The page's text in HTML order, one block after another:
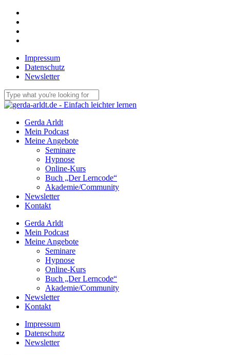
Skip
main
content
Impressum
Datenschutz
Newsletter
Close
Menu
Gerda Arldt
Mein Podcast
Meine Angebote
Seminare
Hypnose
Online-Kurs
Buch „Der Lerncode“
Akademie/Community
Newsletter
Kontakt
Gerda Arldt
Mein Podcast
Meine Angebote
Seminare
Hypnose
Online-Kurs
Buch „Der Lerncode“
Akademie/Community
Newsletter
Kontakt
Impressum
Datenschutz
Newsletter